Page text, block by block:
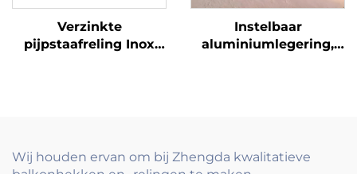
Verzinkte
pijpstaafreling Inox
Instelbaar
aluminiumlegering,
Wij houden ervan om bij Zhengda kwalitatieve